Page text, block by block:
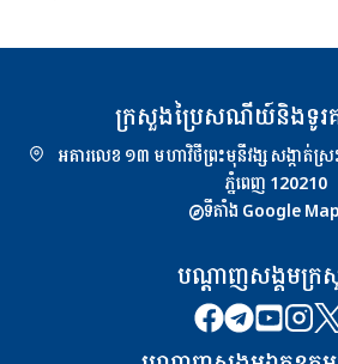
ក្រសួងប្រៃសណីយ៍និងទូរ
អគារលេខ ១៣ មហាវិថីព្រះមុនីវង្ស សង្កាត់ស្
ភ្នំពេញ 120210
ទីតាំង Google
បណ្ដាញសង្គមក្រ